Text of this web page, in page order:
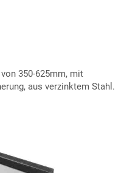
350-625mm, mit
aus verzinktem Stahl.